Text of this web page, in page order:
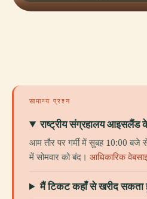
सामान्य प्रश्न
राष्ट्रीय संग्रहालय
आम तौर पर गर्मी में सुबह 10:00 बजे
में सोमवार को बंद। आधिकारिक
मैं टिकट कहाँ से खरीद सकता